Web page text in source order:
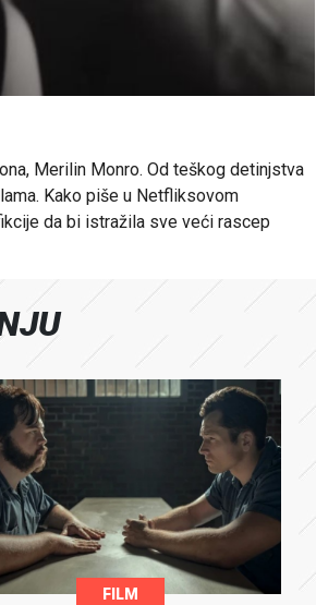
Merilin Monro. Od teškog detinjstva
Kako piše u Netfliksovom
da bi istražila sve veći rascep
FILM